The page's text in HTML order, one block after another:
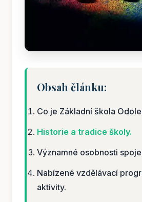
Obsah článku:
Co je Základní škola
Historie a tradice školy.
Významné osobnosti
Nabízené vzdělávací
aktivity.